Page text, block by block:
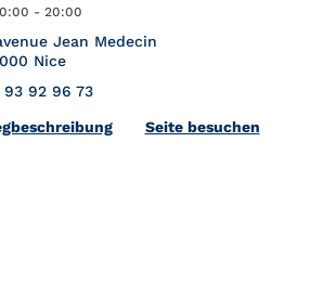
- 20:00
Jean Medecin
Nice
93 92 96 73
Link Opens in New Tab
Seite besuchen